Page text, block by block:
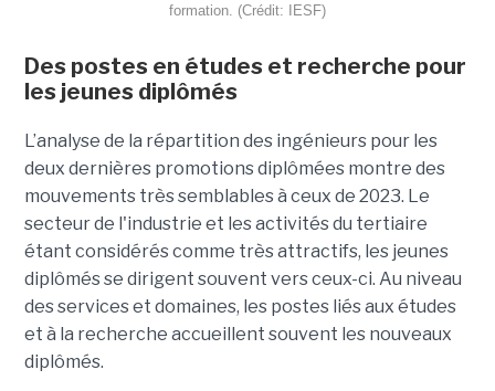
formation. (Crédit: IESF)
Des postes en études et recherche pour
les jeunes diplômés
L’analyse de la répartition des ingénieurs pour les
deux dernières promotions diplômées montre des
mouvements très semblables à ceux de 2023. Le
secteur de l'industrie et les activités du tertiaire
étant considérés comme très attractifs, les jeunes
diplômés se dirigent souvent vers ceux-ci. Au niveau
des services et domaines, les postes liés aux études
et à la recherche accueillent souvent les nouveaux
diplômés.